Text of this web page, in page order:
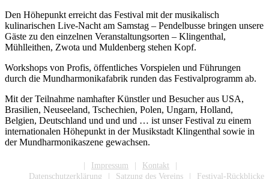
Den Höhepunkt erreicht das Festival mit der musikalisch
kulinarischen Live-Nacht am Samstag – Pendelbusse bringen unsere
Gäste zu den einzelnen Veranstaltungsorten – Klingenthal,
Mühlleithen, Zwota und Muldenberg stehen Kopf.
Workshops von Profis, öffentliches Vorspielen und Führungen
durch die Mundharmonikafabrik runden das Festivalprogramm ab.
Mit der Teilnahme namhafter Künstler und Besucher aus USA,
Brasilien, Neuseeland, Tschechien, Polen, Ungarn, Holland,
Belgien, Deutschland und und und … ist unser Festival zu einem
internationalen Höhepunkt in der Musikstadt Klingenthal sowie in
der Mundharmonikaszene gewachsen.
Impressum
Kontakt
Datenschutzerklärung
Satzung des Vereins Festival-Rückblicke